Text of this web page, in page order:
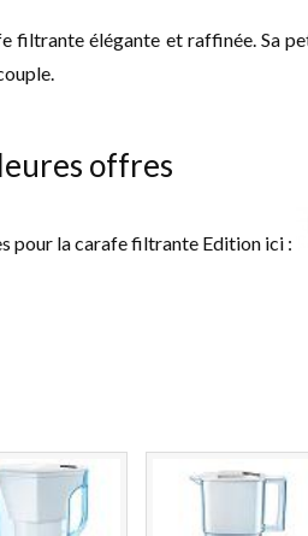
filtrante élégante et raffinée. Sa
offres
pour la carafe filtrante Edition ici :